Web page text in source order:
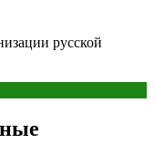
русской